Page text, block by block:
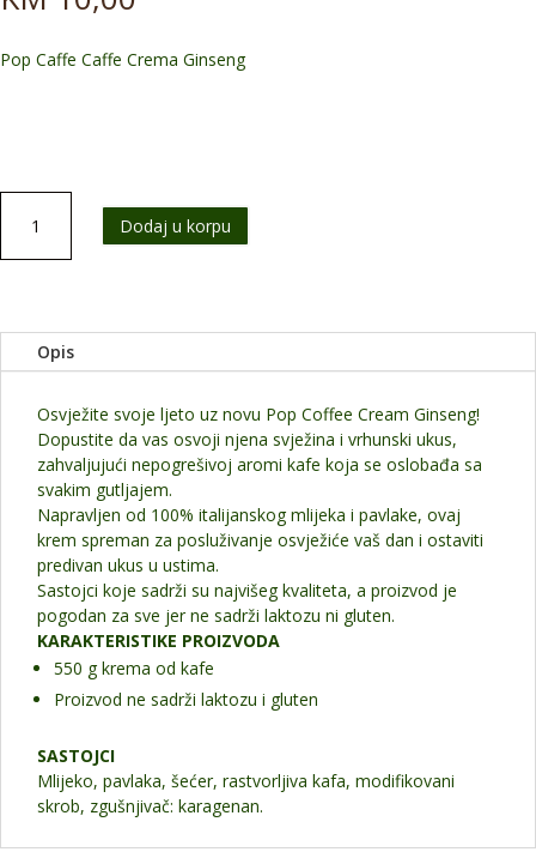
Pop Caffe Caffe Crema Ginseng
Caffe
Caffe
LEDENO
OSVJEZENJE
količina
Dodaj u korpu
Opis
Osvježite svoje ljeto uz novu Pop Coffee Cream Ginseng!
Dopustite da vas osvoji njena svježina i vrhunski ukus,
zahvaljujući nepogrešivoj aromi kafe koja se oslobađa sa
svakim gutljajem.
Napravljen od 100% italijanskog mlijeka i pavlake, ovaj
krem spreman za posluživanje osvježiće vaš dan i ostaviti
predivan ukus u ustima.
Sastojci koje sadrži su najvišeg kvaliteta, a proizvod je
pogodan za sve jer ne sadrži laktozu ni gluten.
KARAKTERISTIKE PROIZVODA
550 g krema od kafe
Proizvod ne sadrži laktozu i gluten
SASTOJCI
Mlijeko, pavlaka, šećer, rastvorljiva kafa, modifikovani
skrob, zgušnjivač: karagenan.